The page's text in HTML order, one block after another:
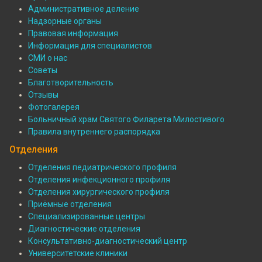
больнице
Административное деление
Надзорные органы
Правовая информация
Информация для специалистов
СМИ о нас
Советы
Благотворительность
Отзывы
Фотогалерея
Больничный храм Святого Филарета Милостивого
Правила внутреннего распорядка
Отделения
Подвал:
Отделения
Отделения педиатрического профиля
Отделения инфекционного профиля
Отделения хирургического профиля
Приёмные отделения
Специализированные центры
Диагностические отделения
Консультативно-диагностический центр
Университетские клиники